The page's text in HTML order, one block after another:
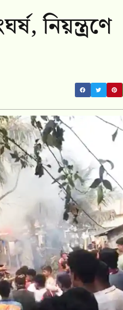
নিয়ন্ত্রণে